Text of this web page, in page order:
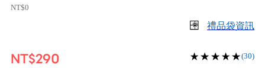
NT$0
禮品袋資訊
NT$290 (30)